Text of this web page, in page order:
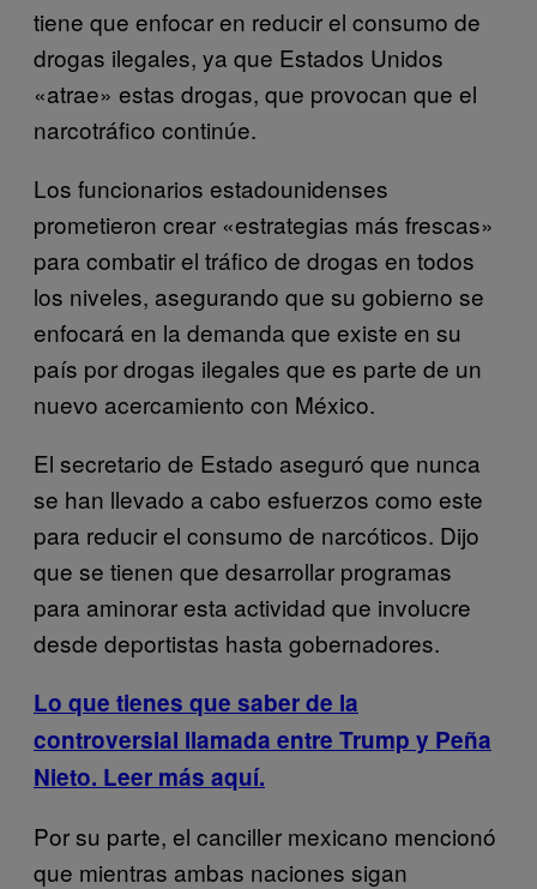
tiene que enfocar en reducir el consumo de
drogas ilegales, ya que Estados Unidos
«atrae» estas drogas, que provocan que el
narcotráfico continúe.
Los funcionarios estadounidenses
prometieron crear «estrategias más frescas»
para combatir el tráfico de drogas en todos
los niveles, asegurando que su gobierno se
enfocará en la demanda que existe en su
país por drogas ilegales que es parte de un
nuevo acercamiento con México.
El secretario de Estado aseguró que nunca
se han llevado a cabo esfuerzos como este
para reducir el consumo de narcóticos. Dijo
que se tienen que desarrollar programas
para aminorar esta actividad que involucre
desde deportistas hasta gobernadores.
Lo que tienes que saber de la
controversial llamada entre Trump y Peña
Nieto. Leer más aquí.
Por su parte, el canciller mexicano mencionó
que mientras ambas naciones sigan